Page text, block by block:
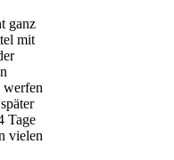
ganz
mit
werfen
Tage
vielen